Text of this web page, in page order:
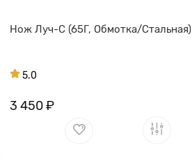
Нож Луч-С (65Г, Обмотка/Стальная)
5.0
3 450 ₽